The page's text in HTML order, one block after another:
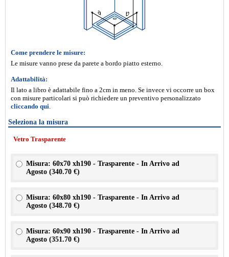
Come prendere le misure:
Le misure vanno prese da parete a bordo piatto esterno.
Adattabilità:
Il lato a libro è adattabile fino a 2cm in meno. Se invece vi occorre un box
con misure particolari si può richiedere un preventivo personalizzato
cliccando qui
Seleziona la misura
Vetro Trasparente
Misura: 60x70 xh190 - Trasparente - In Arrivo ad
Agosto (340.70 €)
Misura: 60x80 xh190 - Trasparente - In Arrivo ad
Agosto (348.70 €)
Misura: 60x90 xh190 - Trasparente - In Arrivo ad
Agosto (351.70 €)